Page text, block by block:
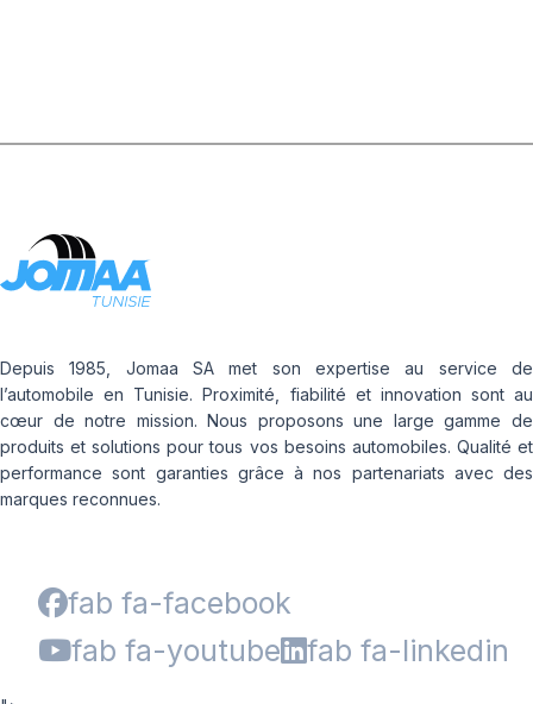
Depuis 1985, Jomaa SA met son expertise au service de
l’automobile en Tunisie. Proximité, fiabilité et innovation sont au
cœur de notre mission. Nous proposons une large gamme de
produits et solutions pour tous vos besoins automobiles. Qualité et
performance sont garanties grâce à nos partenariats avec des
marques reconnues.
fab fa-facebook
fab fa-youtube
fab fa-linkedin